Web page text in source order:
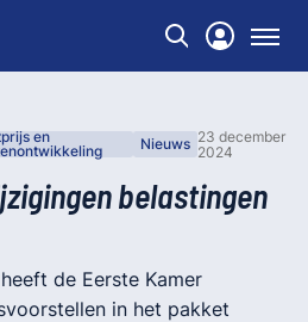
en
Nieuws 23 december
2024
belastingen
de Eerste Kamer
in het pakket